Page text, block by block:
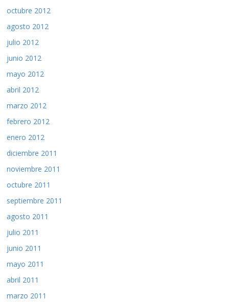
octubre 2012
agosto 2012
julio 2012
junio 2012
mayo 2012
abril 2012
marzo 2012
febrero 2012
enero 2012
diciembre 2011
noviembre 2011
octubre 2011
septiembre 2011
agosto 2011
julio 2011
junio 2011
mayo 2011
abril 2011
marzo 2011